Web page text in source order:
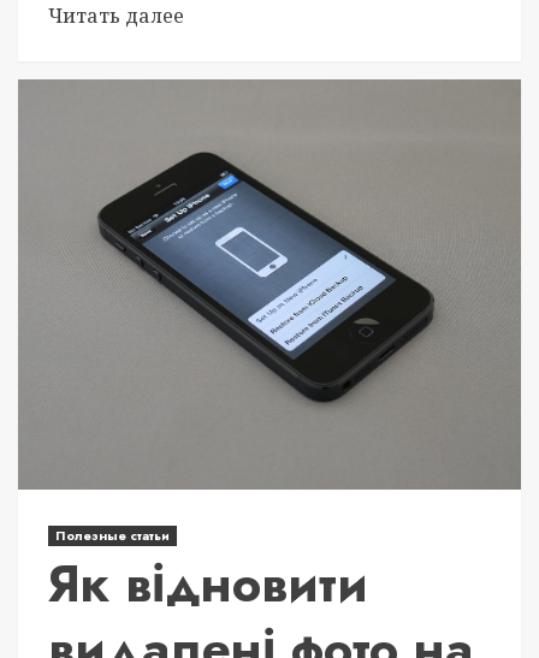
Читать далее
Полезные статьи
Як відновити